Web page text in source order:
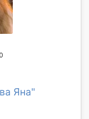
Яна"